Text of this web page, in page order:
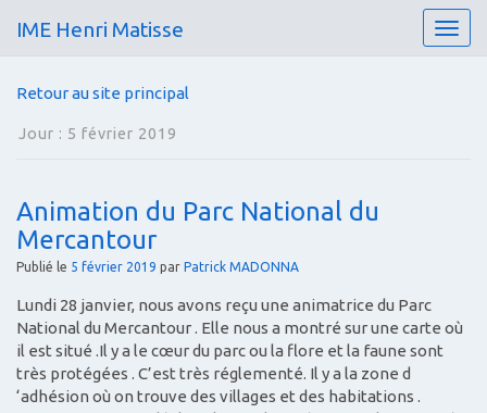
T
o
i
IME Henri Matisse
Retour au site principal
Jour : 5 février 2019
Animation du Parc National du
Mercantour
Publié le 5 février 2019 par Patrick MADONNA
Lundi 28 janvier, nous avons reçu une animatrice du Parc
National du Mercantour . Elle nous a montré sur une carte où
il est situé .Il y a le cœur du parc ou la flore et la faune sont
très protégées . C’est très réglementé. Il y a la zone d
‘adhésion où on trouve des villages et des habitations .